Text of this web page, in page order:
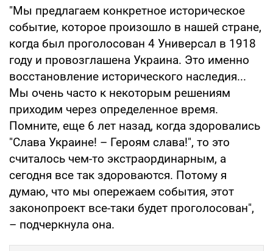
"Мы предлагаем конкретное историческое
событие, которое произошло в нашей стране,
когда был проголосован 4 Универсал в 1918
году и провозглашена Украина. Это именно
восстановление исторического наследия...
Мы очень часто к некоторым решениям
приходим через определенное время.
Помните, еще 6 лет назад, когда здоровались
"Слава Украине! – Героям слава!", то это
считалось чем-то экстраординарным, а
сегодня все так здороваются. Потому я
думаю, что мы опережаем события, этот
законопроект все-таки будет проголосован",
– подчеркнула она.